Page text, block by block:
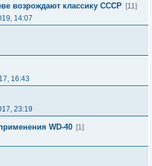
возрождают классику СССР [11]
14:07
16:43
23:19
WD-40 [1]